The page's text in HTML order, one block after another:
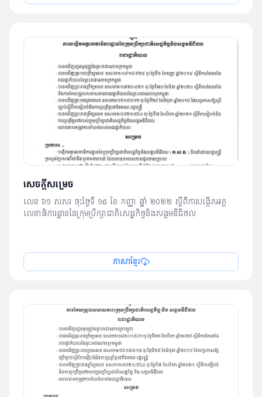
សេចក្ដីសម្រេច
លេខ ៦១ សសរ ចុះថ្ងៃទី ១៥​ ខែ​ កញ្ញា ឆ្នាំ ២០២២ ស្ដីពីការបង្កើតអគ្គ
លេខាធិការដ្ឋាននៃក្រុមប្រឹក្សាជាតិសេដ្ឋកិច្ចនិងសង្គមឌីជីថល
ភាសាខ្មែរ